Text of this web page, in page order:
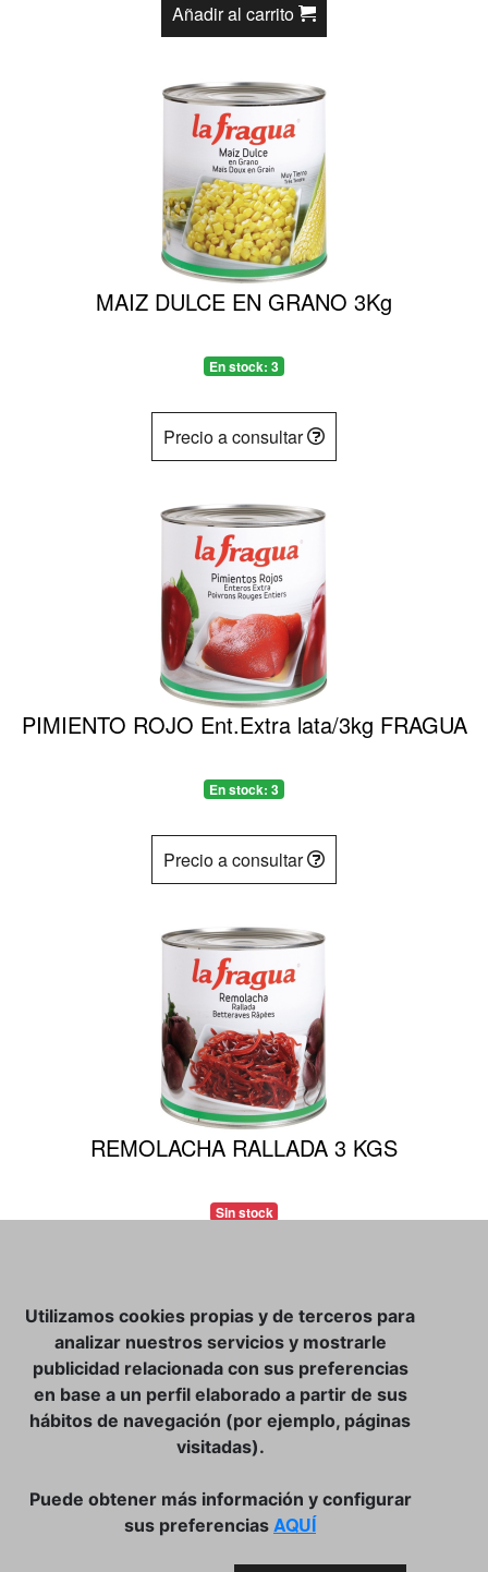
Añadir al carrito
MAIZ DULCE EN GRANO 3Kg
En stock: 3
Precio a consultar
PIMIENTO ROJO Ent.Extra lata/3kg FRAGUA
En stock: 3
Precio a consultar
REMOLACHA RALLADA 3 KGS
Sin stock
CATÁLOGO
CONTACTO
Utilizamos cookies propias y de terceros para
analizar nuestros servicios y mostrarle
publicidad relacionada con sus preferencias
en base a un perfil elaborado a partir de sus
hábitos de navegación (por ejemplo, páginas
visitadas).
Puede obtener más información y configurar
sus preferencias AQUÍ